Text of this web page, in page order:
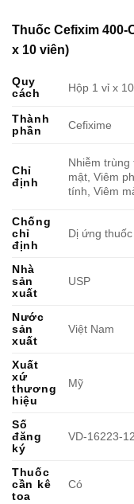
Thuốc Cefixim 400-
x 10 viên)
Quy
cách
Hộp 1 vỉ x
Thành
phần
Cefixime
Chỉ
định
Nhiễm
mật, Viêm
tính, Viêm
Chống
chỉ
định
Dị ứng thuốc
Nhà
sản
xuất
USP
Nước
sản
xuất
Việt Nam
Xuất
xứ
thương
hiệu
Mỹ
Số
đăng
ký
VD-16223-12
Thuốc
cần kê
toa
Có